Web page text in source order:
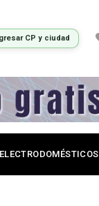
CP y ciudad
ELECTRODOMÉSTICOS